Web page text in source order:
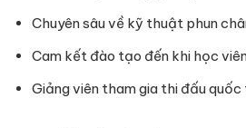
Chuyên sâu về kỹ thuật phun
Cam kết đào tạo đến khi học
Giảng viên tham gia thi đấu quốc